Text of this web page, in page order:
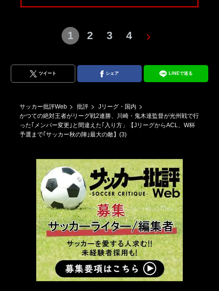
1 2 3 4
ツイート シェア LINEで送る
サッカー批評Web 批評
Jリーグ・国内
かつての絶対王者がリーグ戦2連勝、川崎・鬼木達監督が光州戦で行
った｢メンバー変更｣と間違えた｢入り方」【JリーグからACL、W杯
予選まで｢サッカー秋の陣｣最大の敵】(3)